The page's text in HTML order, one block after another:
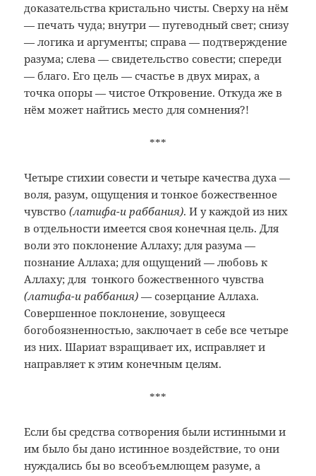
доказательства кристально чисты. Сверху на нём
— печать чуда; внутри — путеводный свет; снизу
— логика и аргументы; справа — подтверждение
разума; слева — свидетельство совести; спереди
— благо. Его цель — счастье в двух мирах, а
точка опоры — чистое Откровение. Откуда же в
нём может найтись место для сомнения?!
***
Четыре стихии совести и четыре качества духа —
воля, разум, ощущения и тонкое божественное
чувство(латифа-и раббания). И у каждой из них
в отдельности имеется своя конечная цель. Для
воли это поклонение Аллаху; для разума —
познание Аллаха; для ощущений — любовь к
Аллаху; для тонкого божественного чувства
(латифа-и раббания) — созерцание Аллаха.
Совершенное поклонение, зовущееся
богобоязненностью, заключает в себе все четыре
из них. Шариат взращивает их, исправляет и
направляет к этим конечным целям.
***
Если бы средства сотворения были истинными и
им было бы дано истинное воздействие, то они
нуждались бы во всеобъемлющем разуме, а